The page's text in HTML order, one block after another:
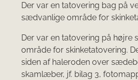
Der var en tatovering bag på
sædvanlige område for
Der var en tatovering på
område for skinketatove­ring.
siden af haleroden over
skamlæber, jf. bilag 3,